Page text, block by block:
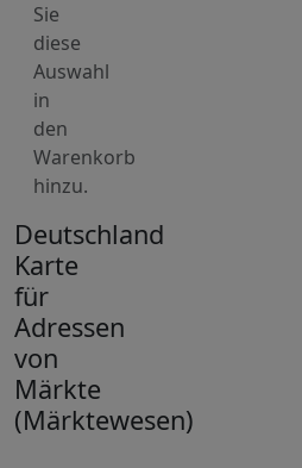
Sie
diese
Auswahl
in
den
Warenkorb
hinzu.
Deutschland
Karte
für
Adressen
von
Märkte
(Märktewesen)